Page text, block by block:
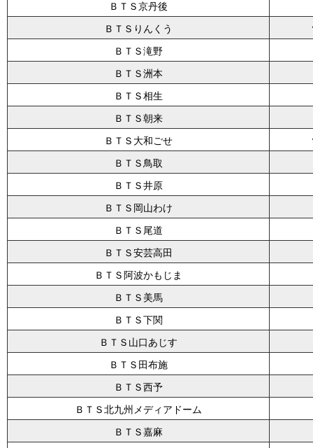
ＢＴＳ京丹後
ＢＴＳりんくう
ＢＴＳ滝野
ＢＴＳ洲本
ＢＴＳ相生
ＢＴＳ朝来
ＢＴＳ大和ごせ
ＢＴＳ鳥取
ＢＴＳ井原
ＢＴＳ岡山わけ
ＢＴＳ尾道
ＢＴＳ安芸高田
ＢＴＳ阿波かもじま
ＢＴＳ美馬
ＢＴＳ下関
ＢＴＳ山口あじす
ＢＴＳ田布施
ＢＴＳ西予
ＢＴＳ北九州メディアドーム
ＢＴＳ嘉麻